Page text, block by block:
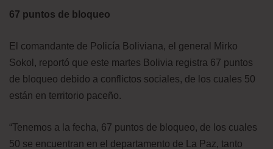
67 puntos de bloqueo
El comandante de Policía Boliviana, el general Mirko
Sokol, reportó que este martes Bolivia registra 67 puntos
de bloqueo debido a conflictos sociales, de los cuales 50
están en territorio paceño.
“Tenemos a la fecha, 67 puntos de bloqueo, de los cuales
50 se encuentran en el departamento de La Paz, tanto